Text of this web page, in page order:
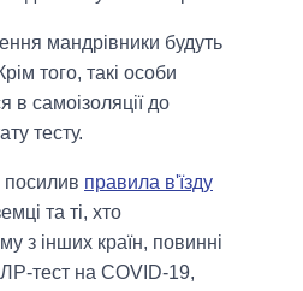
мандрівники будуть
того, такі особи
в самоізоляції до
тесту.
посилив правила в'їзду
та ті, хто
з інших країн, повинні
тест на COVID-19,